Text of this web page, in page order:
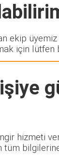
ekip
için lütfen
hizmeti
tüm